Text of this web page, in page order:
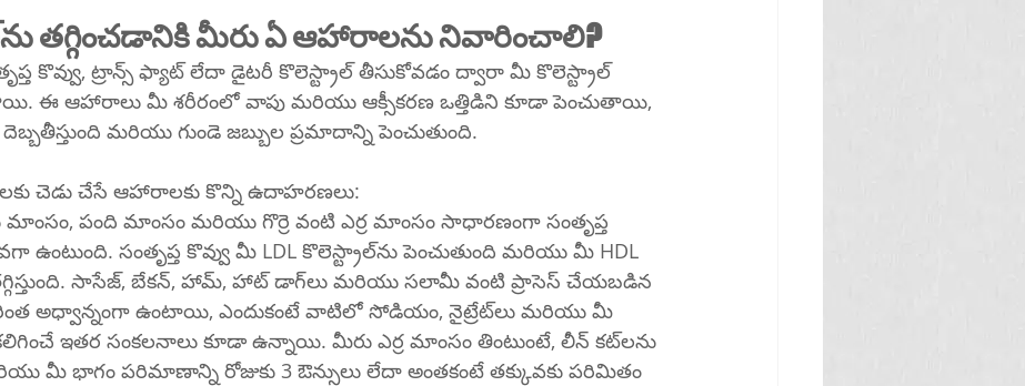
మీ కొలెస్ట్రాల్‌ను తగ్గించడానికి మీరు ఏ ఆహారాలను నివారించాలి?
కొవ్వు, ట్రాన్స్ ఫ్యాట్ లేదా డైటరీ కొలెస్ట్రాల్ తీసుకోవడం ద్వారా మీ కొలెస్ట్రాల్
ఈ ఆహారాలు మీ శరీరంలో వాపు మరియు ఆక్సీకరణ ఒత్తిడిని కూడా పెంచుతాయి,
మరియు గుండె జబ్బుల ప్రమాదాన్ని పెంచుతుంది.
చెడు చేసే ఆహారాలకు కొన్ని ఉదాహరణలు:
మాంసం, పంది మాంసం మరియు గొర్రె వంటి ఎర్ర మాంసం సాధారణంగా సంతృప్త
సంతృప్త కొవ్వు మీ LDL కొలెస్ట్రాల్‌ను పెంచుతుంది మరియు మీ HDL
ఉంటాయి, ఎందుకంటే వాటిలో సోడియం, నైట్రేట్‌లు మరియు మీ
ఇతర సంకలనాలు కూడా ఉన్నాయి. మీరు ఎర్ర మాంసం తింటుంటే, లీన్ కట్‌లను
మీ భాగం పరిమాణాన్ని రోజుకు 3 ఔన్సులు లేదా అంతకంటే తక్కువకు పరిమితం